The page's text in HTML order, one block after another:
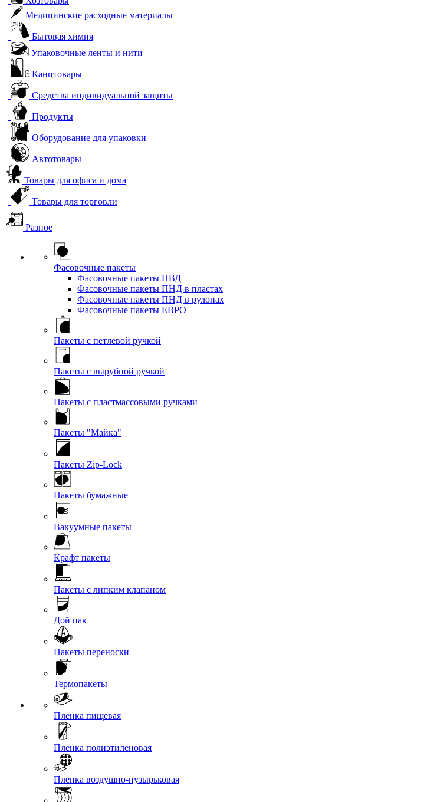
Медицинские расходные материалы
Бытовая химия
Упаковочные ленты и нити
Канцтовары
Средства индивидуальной защиты
Продукты
Оборудование для упаковки
Автотовары
Товары для офиса и дома
Товары для торговли
Разное
Фасовочные пакеты
Фасовочные пакеты ПВД
Фасовочные пакеты ПНД в пластах
Фасовочные пакеты ПНД в рулонах
Фасовочные пакеты ЕВРО
Пакеты с петлевой ручкой
Пакеты с вырубной ручкой
Пакеты с пластмассовыми ручками
Пакеты "Майка"
Пакеты Zip-Lock
Пакеты бумажные
Вакуумные пакеты
Крафт пакеты
Пакеты с липким клапаном
Дой пак
Пакеты переноски
Термопакеты
Пленка пищевая
Пленка полиэтиленовая
Пленка воздушно-пузырьковая